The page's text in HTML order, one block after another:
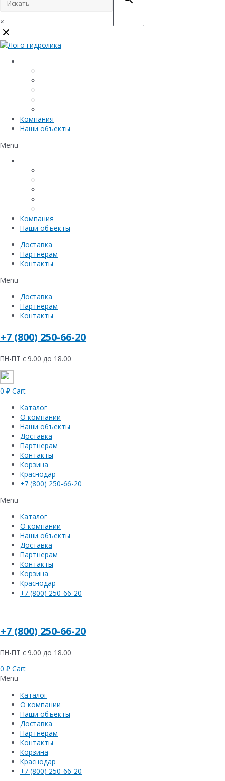
×
Компания
Наши объекты
Menu
Компания
Наши объекты
Доставка
Партнерам
Контакты
Menu
Доставка
Партнерам
Контакты
+7 (800) 250-66-20
ПН-ПТ с 9.00 до 18.00
0 ₽ Cart
Каталог
О компании
Наши объекты
Доставка
Партнерам
Контакты
Корзина
Краснодар
+7 (800) 250-66-20
Menu
Каталог
О компании
Наши объекты
Доставка
Партнерам
Контакты
Корзина
Краснодар
+7 (800) 250-66-20
+7 (800) 250-66-20
ПН-ПТ с 9.00 до 18.00
0 ₽ Cart
Menu
Каталог
О компании
Наши объекты
Доставка
Партнерам
Контакты
Корзина
Краснодар
+7 (800) 250-66-20